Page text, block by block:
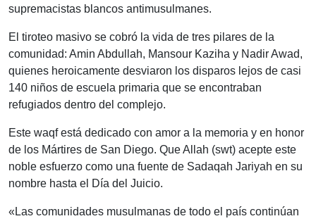
supremacistas blancos antimusulmanes.
El tiroteo masivo se cobró la vida de tres pilares de la
comunidad: Amin Abdullah, Mansour Kaziha y Nadir Awad,
quienes heroicamente desviaron los disparos lejos de casi
140 niños de escuela primaria que se encontraban
refugiados dentro del complejo.
Este waqf está dedicado con amor a la memoria y en honor
de los Mártires de San Diego. Que Allah (swt) acepte este
noble esfuerzo como una fuente de Sadaqah Jariyah en su
nombre hasta el Día del Juicio.
«Las comunidades musulmanas de todo el país continúan